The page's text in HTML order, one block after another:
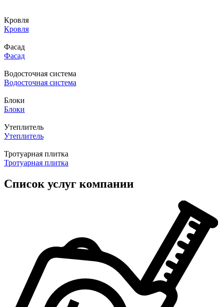
Кровля
Кровля
Фасад
Фасад
Водосточная система
Водосточная система
Блоки
Блоки
Утеплитель
Утеплитель
Тротуарная плитка
Тротуарная плитка
Список услуг компании